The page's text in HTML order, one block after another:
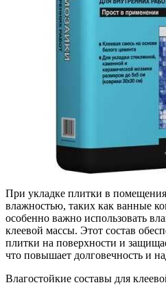
При укладке плитки в
влажностью, таких как ванные
особенно важно использовать
клеевой массы. Этот состав
плитки на поверхности и
что повышает долговечность и
Влагостойкие составы для